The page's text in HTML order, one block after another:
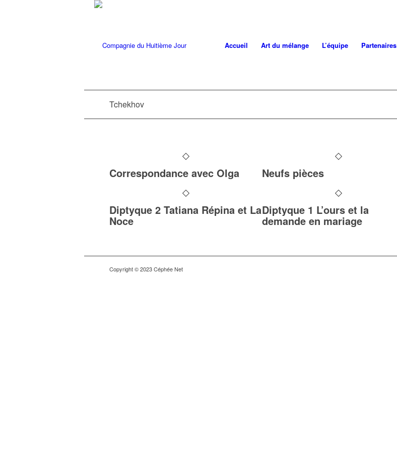
Accueil Art du mélange L’équipe Partenaires
Tchekhov
Correspondance avec Olga Neufs pièces
Diptyque 2 Tatiana Répina et La
Noce
Diptyque 1 L’ours et la
demande en mariage
Copyright © 2023 Céphée Net